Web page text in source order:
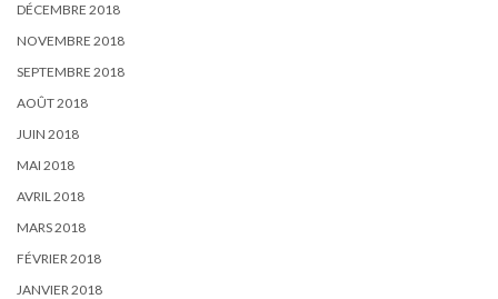
DÉCEMBRE 2018
NOVEMBRE 2018
SEPTEMBRE 2018
AOÛT 2018
JUIN 2018
MAI 2018
AVRIL 2018
MARS 2018
FÉVRIER 2018
JANVIER 2018